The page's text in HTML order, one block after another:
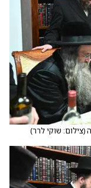
(צילום: שוקי לרר)